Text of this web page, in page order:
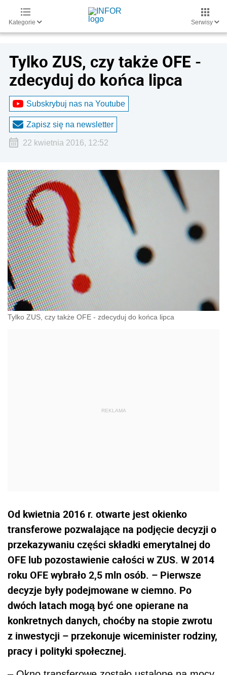
Kategorie Serwisy
Tylko ZUS, czy także OFE -
zdecyduj do końca lipca
Subskrybuj nas na Youtube
Zapisz się na newsletter
22 kwietnia 2016, 12:52
Tylko ZUS, czy także OFE - zdecyduj do końca lipca
Od kwietnia 2016 r. otwarte jest okienko
transferowe pozwalające na podjęcie decyzji o
przekazywaniu części składki emerytalnej do
OFE lub pozostawienie całości w ZUS. W 2014
roku OFE wybrało 2,5 mln osób. – Pierwsze
decyzje były podejmowane w ciemno. Po
dwóch latach mogą być one opierane na
konkretnych danych, choćby na stopie zwrotu
z inwestycji – przekonuje wiceminister rodziny,
pracy i polityki społecznej.